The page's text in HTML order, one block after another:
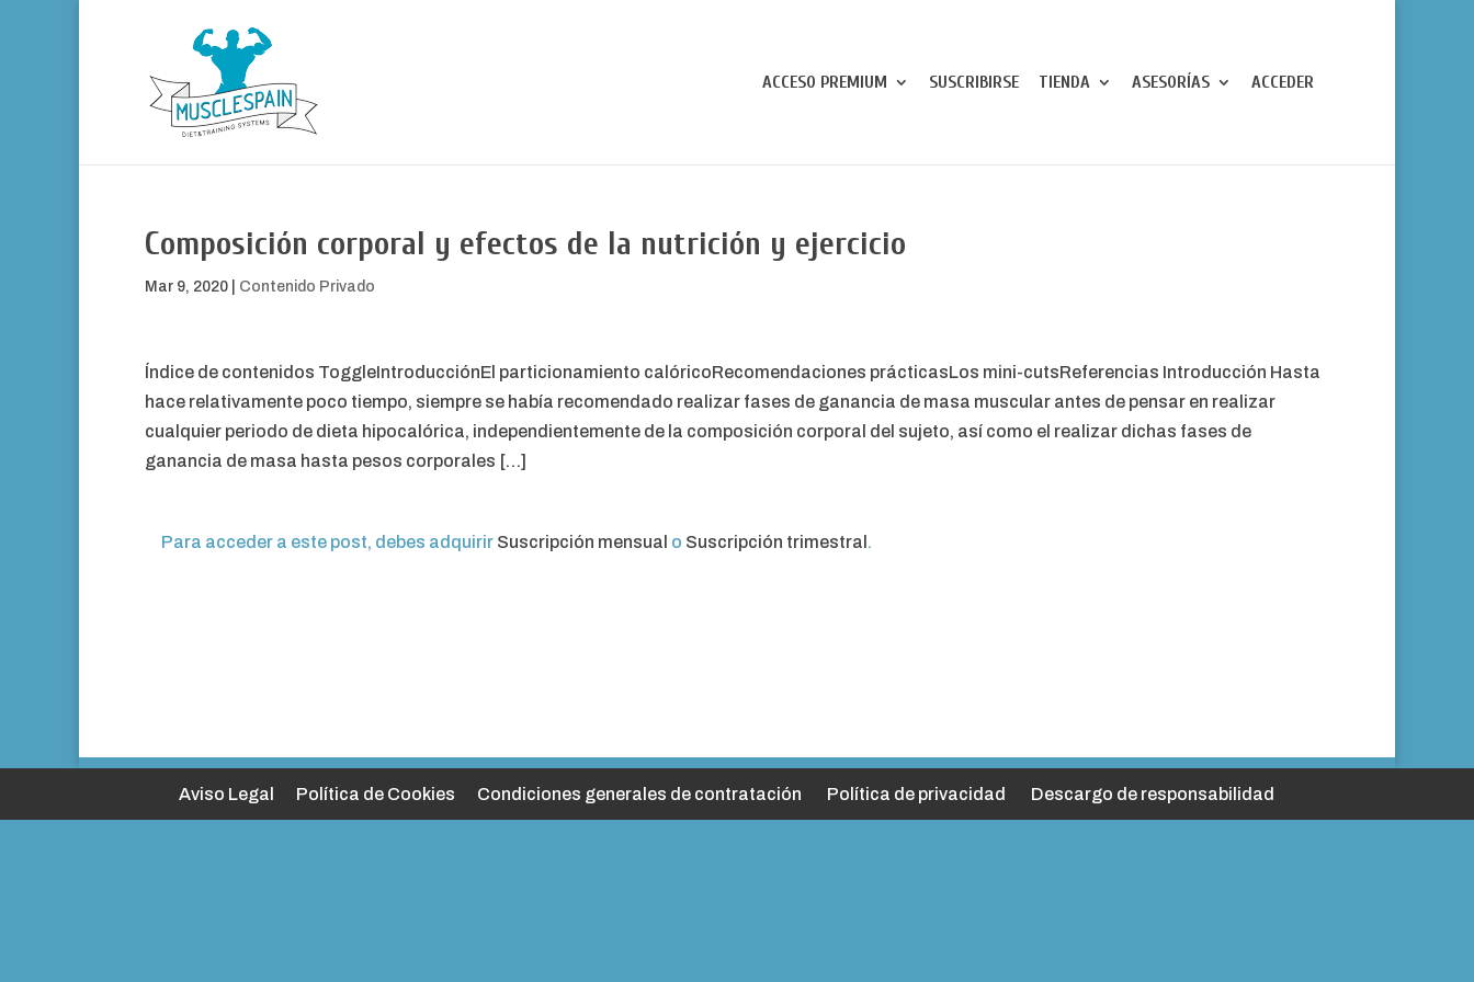
ACCESO PREMIUM SUSCRIBIRSE TIENDA ASESORÍAS ACCEDER
Composición corporal y efectos de la nutrición y ejercicio
Mar 9, 2020 Contenido Privado
Índice de contenidos ToggleIntroducciónEl particionamiento calóricoRecomendaciones prácticasLos mini-cutsReferencias Introducción Hasta
hace relativamente poco tiempo, siempre se había recomendado realizar fases de ganancia de masa muscular antes de pensar en realizar
cualquier periodo de dieta hipocalórica, independientemente de la composición corporal del sujeto, así como el realizar dichas fases de
ganancia de masa hasta pesos corporales […]
Para acceder a este post, debes adquirir Suscripción mensual o Suscripción trimestral .
Aviso Legal Política de Cookies Condiciones generales de contratación Política de privacidad Descargo de responsabilidad